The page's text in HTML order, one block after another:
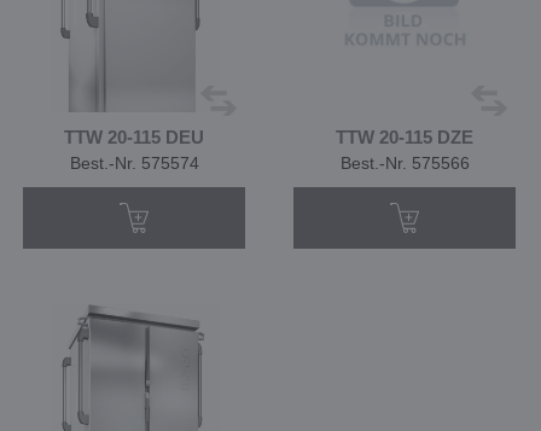
TTW 20-115 DEU
Best.-Nr. 575574
TTW 20-115 DZE
Best.-Nr. 575566